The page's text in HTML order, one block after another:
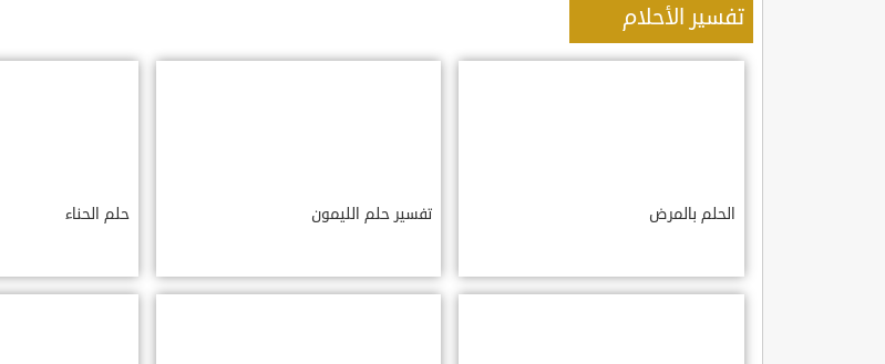
تفسير الأحلام
الحلم بالمرض تفسير حلم الليمون حلم الحناء